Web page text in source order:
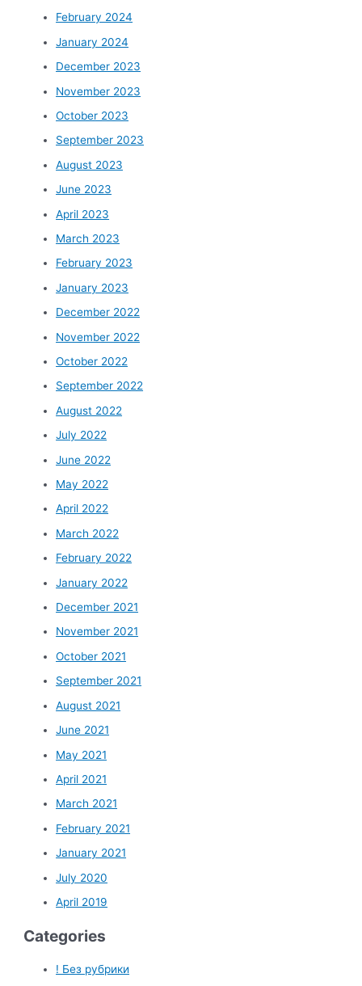
February 2024
January 2024
December 2023
November 2023
October 2023
September 2023
August 2023
June 2023
April 2023
March 2023
February 2023
January 2023
December 2022
November 2022
October 2022
September 2022
August 2022
July 2022
June 2022
May 2022
April 2022
March 2022
February 2022
January 2022
December 2021
November 2021
October 2021
September 2021
August 2021
June 2021
May 2021
April 2021
March 2021
February 2021
January 2021
July 2020
April 2019
Categories
! Без рубрики